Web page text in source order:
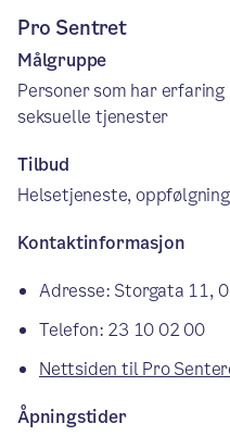
Pro Sentret
Målgruppe
Personer som har
seksuelle tjenester
Tilbud
Helsetjeneste,
Kontaktinformasjon
Adresse: Storgata 11,
Telefon: 23 10 02 00
Nettsiden til Pro
Åpningstider